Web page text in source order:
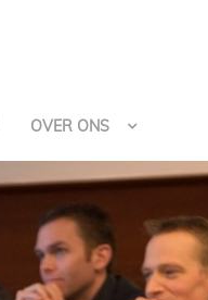
OVER ONS